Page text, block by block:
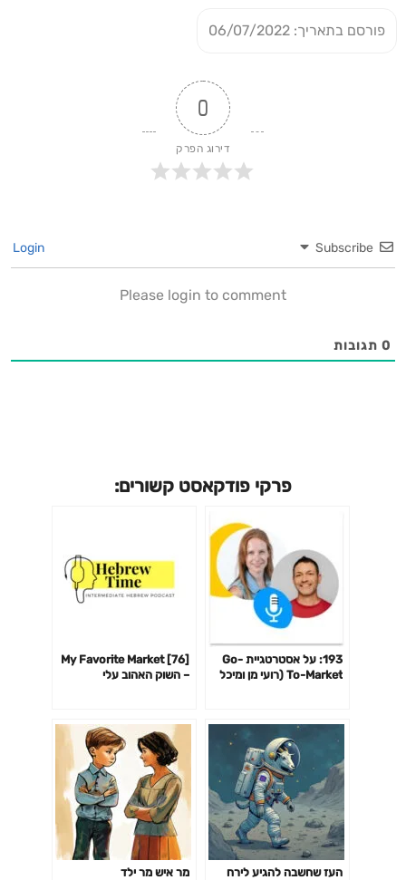
פורסם בתאריך: 06/07/2022
0
דירוג הפרק
Subscribe
Please login to comment
0 תגובות
פרקי פודקאסט קשורים:
193: על אסטרטגיית Go-
To-Market (רועי מן ומיכל
[76] My Favorite Market
– השוק האהוב עלי
העז שחשבה להגיע לירח מר איש מר ילד